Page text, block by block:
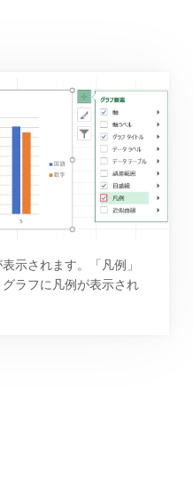
示されます。「凡例」
ラフに凡例が表示され